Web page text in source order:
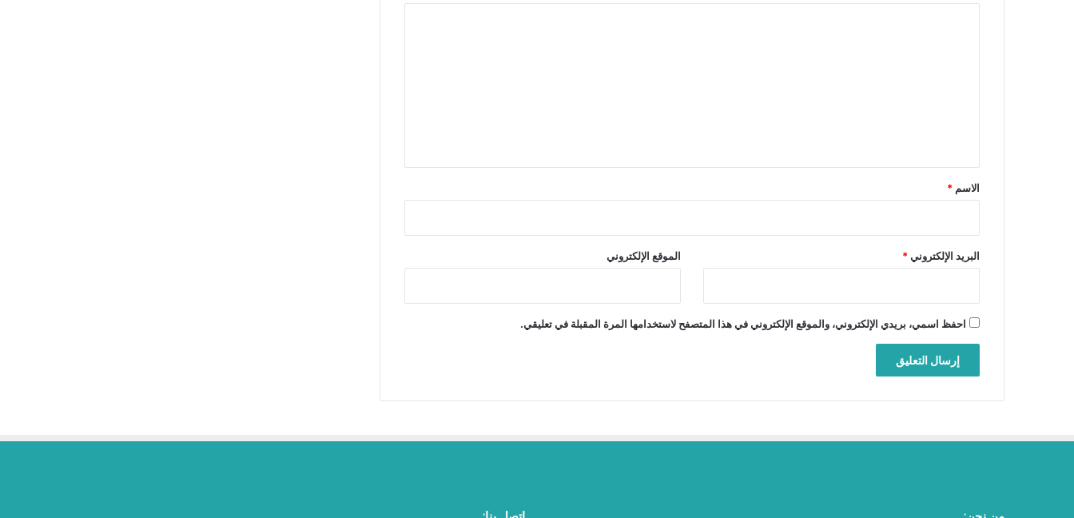
*
الاسم *
البريد الإلكتروني* الموقع الإلكتروني
احفظ اسمي، بريدي الإلكتروني، والموقع الإلكتروني في هذا المتصفح لاستخدامها المرة المقبلة في تعليقي.